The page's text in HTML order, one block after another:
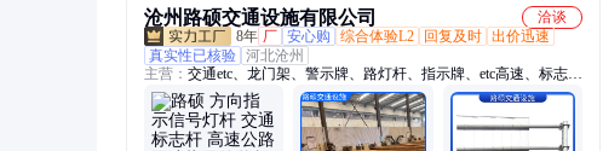
沧州路硕交通设施有限公司
洽谈
8年 厂 安心购 综合体验L2 回复及时 出价迅速
真实性已核验 河北沧州
主营： 交通etc、龙门架、警示牌、路灯杆、指示牌、etc高速、标志
牌、预埋件、etc门架、钢结构、交通路、热镀锌、提示牌、警示杆、
杆道路、标志杆、双悬臂、反光牌、双立柱、限高架、单悬臂、监控
杆、路标杆、双f悬臂、交通安全